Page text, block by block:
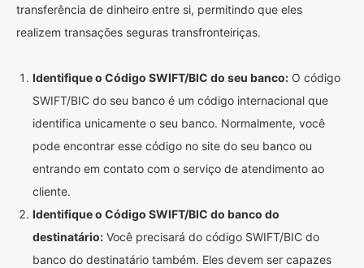
transferência de dinheiro entre si, permitindo que eles
realizem transações seguras transfronteiriças.
Identifique o Código SWIFT/BIC do seu banco: O código
SWIFT/BIC do seu banco é um código internacional que
identifica unicamente o seu banco. Normalmente, você
pode encontrar esse código no site do seu banco ou
entrando em contato com o serviço de atendimento ao
cliente.
Identifique o Código SWIFT/BIC do banco do
destinatário: Você precisará do código SWIFT/BIC do
banco do destinatário também. Eles devem ser capazes